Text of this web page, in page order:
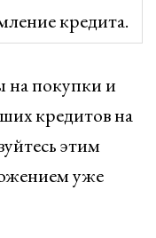
кредита.
на покупки и
кредитов на
этим
уже